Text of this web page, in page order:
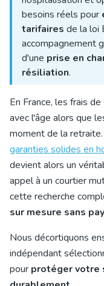
besoins réels pour
tarifaires de la loi
accompagnement
d'une prise en
résiliation.
En France, les frais
avec l'âge alors que
moment de la
garanties solides en
devient alors un
appel à un courtier
cette recherche
sur mesure sans
Nous décortiquons
indépendant
pour protéger votre